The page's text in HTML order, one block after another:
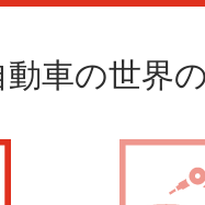
車の世界